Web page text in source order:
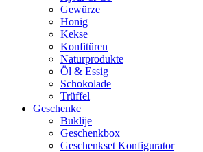
Gewürze
Honig
Kekse
Konfitüren
Naturprodukte
Öl & Essig
Schokolade
Trüffel
Geschenke
Buklije
Geschenkbox
Geschenkset Konfigurator